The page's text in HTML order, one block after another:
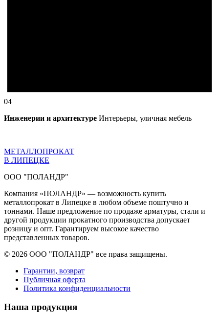
04
Инженерии и архитектуре Интерьеры, уличная мебель
МЕТАЛЛОПРОКАТ
В ЛИПЕЦКЕ
ООО "ПОЛАНДР"
Компания «ПОЛАНДР» — возможность купить
металлопрокат в Липецке в любом объеме поштучно и
тоннами. Наше предложение по продаже арматуры, стали и
другой продукции прокатного производства допускает
розницу и опт. Гарантируем высокое качество
представленных товаров.
© 2026 ООО "ПОЛАНДР" все права защищены.
Гарантии, возврат
Публичная оферта
Политика конфиденциальности
Наша продукция